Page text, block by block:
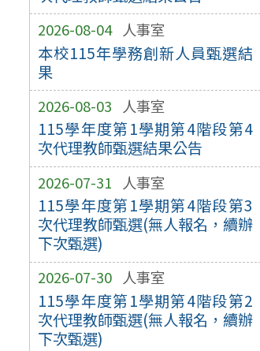
2026-08-04 人事室
本校115年學務創新人員甄選結
果
2026-08-03 人事室
115學年度第1學期第4階段第4
次代理教師甄選結果公告
2026-07-31 人事室
115學年度第1學期第4階段第3
次代理教師甄選(無人報名，續辦
下次甄選)
2026-07-30 人事室
115學年度第1學期第4階段第2
次代理教師甄選(無人報名，續辦
下次甄選)